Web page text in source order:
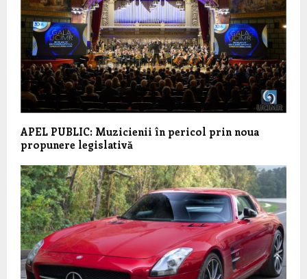
APEL PUBLIC: Muzicienii în pericol prin noua
propunere legislativă